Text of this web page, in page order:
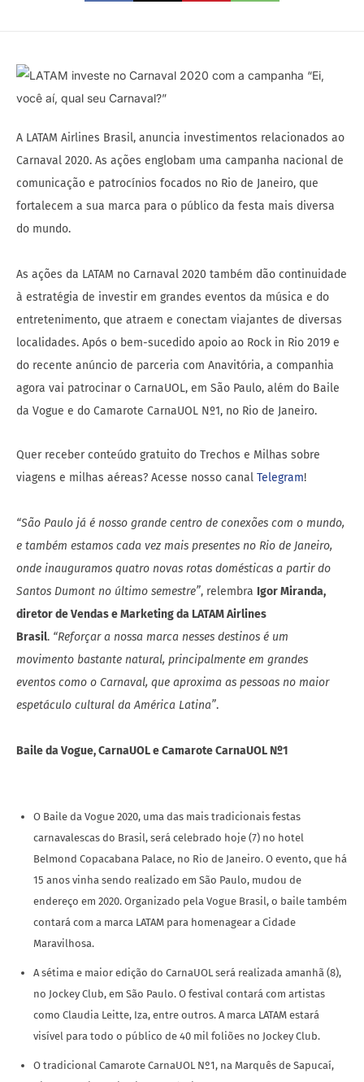
A LATAM Airlines Brasil, anuncia investimentos relacionados ao
Carnaval 2020. As ações englobam uma campanha nacional de
comunicação e patrocínios focados no Rio de Janeiro, que
fortalecem a sua marca para o público da festa mais diversa
do mundo.
As ações da LATAM no Carnaval 2020 também dão continuidade
à estratégia de investir em grandes eventos da música e do
entretenimento, que atraem e conectam viajantes de diversas
localidades. Após o bem-sucedido apoio ao Rock in Rio 2019 e
do recente anúncio de parceria com Anavitória, a companhia
agora vai patrocinar o CarnaUOL, em São Paulo, além do Baile
da Vogue e do Camarote CarnaUOL Nº1, no Rio de Janeiro.
Quer receber conteúdo gratuito do Trechos e Milhas sobre
viagens e milhas aéreas? Acesse nosso canal Telegram!
“São Paulo já é nosso grande centro de conexões com o mundo,
e também estamos cada vez mais presentes no Rio de Janeiro,
onde inauguramos quatro novas rotas domésticas a partir do
Santos Dumont no último semestre”, relembra Igor Miranda,
diretor de Vendas e Marketing da LATAM Airlines
Brasil. “Reforçar a nossa marca nesses destinos é um
movimento bastante natural, principalmente em grandes
eventos como o Carnaval, que aproxima as pessoas no maior
espetáculo cultural da América Latina”.
Baile da Vogue, CarnaUOL e Camarote CarnaUOL Nº1
O Baile da Vogue 2020, uma das mais tradicionais festas
carnavalescas do Brasil, será celebrado hoje (7) no hotel
Belmond Copacabana Palace, no Rio de Janeiro. O evento, que há
15 anos vinha sendo realizado em São Paulo, mudou de
endereço em 2020. Organizado pela Vogue Brasil, o baile também
contará com a marca LATAM para homenagear a Cidade
Maravilhosa.
A sétima e maior edição do CarnaUOL será realizada amanhã (8),
no Jockey Club, em São Paulo. O festival contará com artistas
como Claudia Leitte, Iza, entre outros. A marca LATAM estará
visível para todo o público de 40 mil foliões no Jockey Club.
O tradicional Camarote CarnaUOL Nº1, na Marquês de Sapucaí,